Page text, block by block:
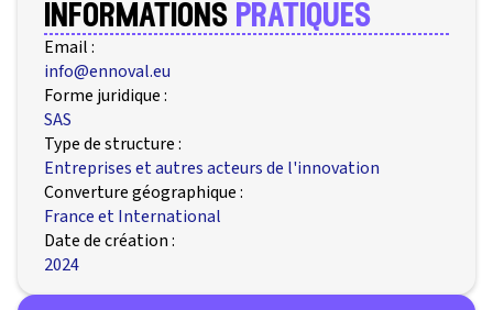
informations pratiques
Email :
info@ennoval.eu
Forme juridique :
SAS
Type de structure :
Entreprises et autres acteurs de l'innovation
Converture géographique :
France et International
Date de création :
2024